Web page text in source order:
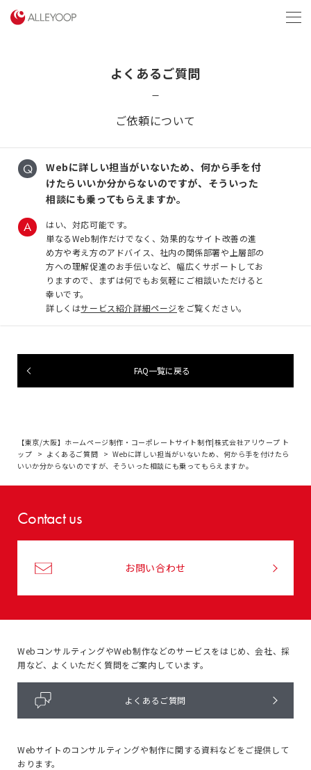
よくあるご質問
ご依頼について
Webに詳しい担当がいないため、何から手を付
けたらいいか分からないのですが、そういった
相談にも乗ってもらえますか。
はい、対応可能です。
単なるWeb制作だけでなく、効果的なサイト改善の進
め方や考え方のアドバイス、社内の関係部署や上層部の
方への理解促進のお手伝いなど、幅広くサポートしてお
りますので、まずは何でもお気軽にご相談いただけると
幸いです。
詳しくはサービス紹介詳細ページをご覧ください。
FAQ一覧に戻る
【東京/大阪】ホームページ制作・コーポレートサイト制作|株式会社アリウープ ト
ップ
よくあるご質問
Webに詳しい担当がいないため、何から手を付けたら
いいか分からないのですが、そういった相談にも乗ってもらえますか。
Contact us
お問い合わせ
WebコンサルティングやWeb制作などのサービスをはじめ、会社、採
用など、よくいただく質問をご案内しています。
よくあるご質問
Webサイトのコンサルティングや制作に関する資料などをご提供して
おります。